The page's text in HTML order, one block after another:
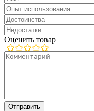
Оценить товар